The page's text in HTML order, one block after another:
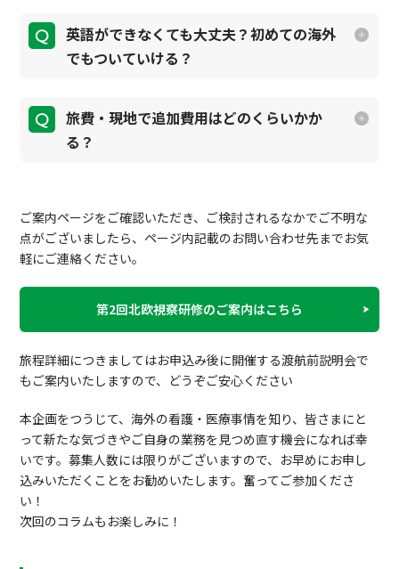
英語ができなくても大丈夫？初めての海外
でもついていける？
旅費・現地で追加費用はどのくらいかか
る？
ご案内ページをご確認いただき、ご検討されるなかでご不明な
点がございましたら、ページ内記載のお問い合わせ先までお気
軽にご連絡ください。
第2回北欧視察研修のご案内はこちら
旅程詳細につきましてはお申込み後に開催する渡航前説明会で
もご案内いたしますので、どうぞご安心ください
本企画をつうじて、海外の看護・医療事情を知り、皆さまにと
って新たな気づきやご自身の業務を見つめ直す機会になれば幸
いです。募集人数には限りがございますので、お早めにお申し
込みいただくことをお勧めいたします。奮ってご参加くださ
い！
次回のコラムもお楽しみに！